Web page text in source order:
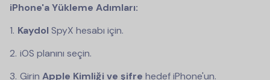
iPhone'a Yükleme Adımları:
Kaydol SpyX hesabı için.
iOS planını seçin.
Girin Apple Kimliği ve şifre hedef iPhone'un.